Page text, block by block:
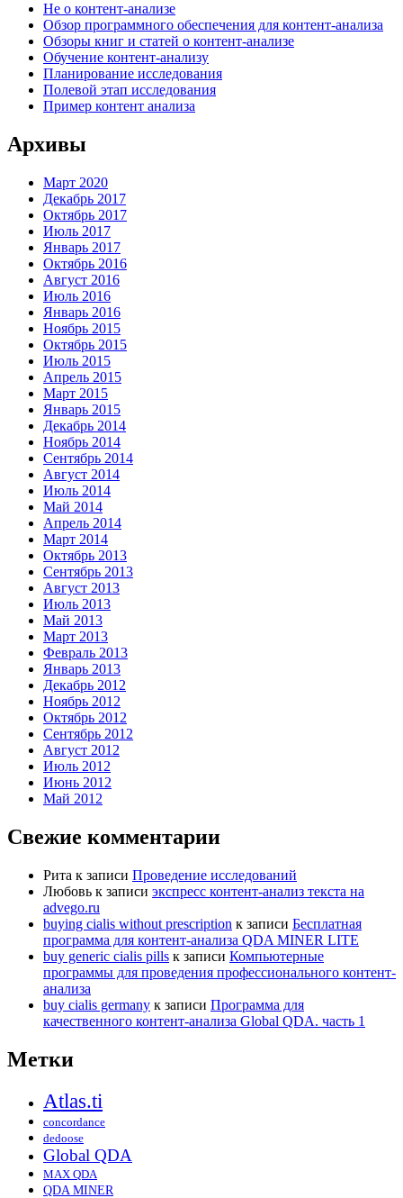
Не о контент-анализе
Обзор программного обеспечения для контент-анализа
Обзоры книг и статей о контент-анализе
Обучение контент-анализу
Планирование исследования
Полевой этап исследования
Пример контент анализа
Архивы
Март 2020
Декабрь 2017
Октябрь 2017
Июль 2017
Январь 2017
Октябрь 2016
Август 2016
Июль 2016
Январь 2016
Ноябрь 2015
Октябрь 2015
Июль 2015
Апрель 2015
Март 2015
Январь 2015
Декабрь 2014
Ноябрь 2014
Сентябрь 2014
Август 2014
Июль 2014
Май 2014
Апрель 2014
Март 2014
Октябрь 2013
Сентябрь 2013
Август 2013
Июль 2013
Май 2013
Март 2013
Февраль 2013
Январь 2013
Декабрь 2012
Ноябрь 2012
Октябрь 2012
Сентябрь 2012
Август 2012
Июль 2012
Июнь 2012
Май 2012
Свежие комментарии
Рита к записи Проведение исследований
Любовь к записи экспресс контент-анализ текста на
advego.ru
buying cialis without prescription к записи Бесплатная
программа для контент-анализа QDA MINER LITE
buy generic cialis pills к записи Компьютерные
программы для проведения профессионального контент-
анализа
buy cialis germany к записи Программа для
качественного контент-анализа Global QDA. часть 1
Метки
Atlas.ti
concordance
dedoose
Global QDA
MAX QDA
QDA MINER